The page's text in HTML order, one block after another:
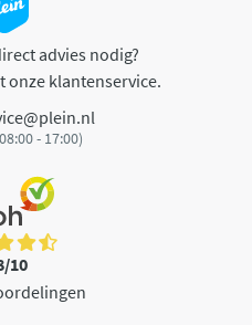
advies nodig?
onze klantenservice.
- 17:00)
10